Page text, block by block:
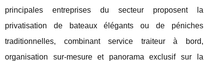
principales entreprises du secteur proposent la
privatisation de bateaux élégants ou de péniches
traditionnelles, combinant service traiteur à bord,
organisation sur-mesure et panorama exclusif sur la